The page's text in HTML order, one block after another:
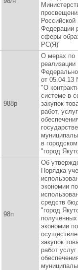
Российской
Федерации
сферы
РС(Я)"
988р
О мерах по
реализации
от
"О
системе в
закупок
работ,
в
"город
98п
Об
Порядка
экономии по
средств
"город
экономии
закупок
работ